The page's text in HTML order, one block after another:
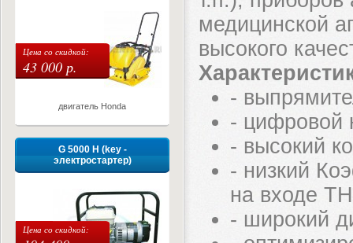
Цена со скидкой:
43 000 р.
двигатель Honda
G 5000 H (key -
электростартер)
Цена со скидкой:
медицинской
высокого
-
- цифровой
- высокий
- низкий
на входе
- широкий